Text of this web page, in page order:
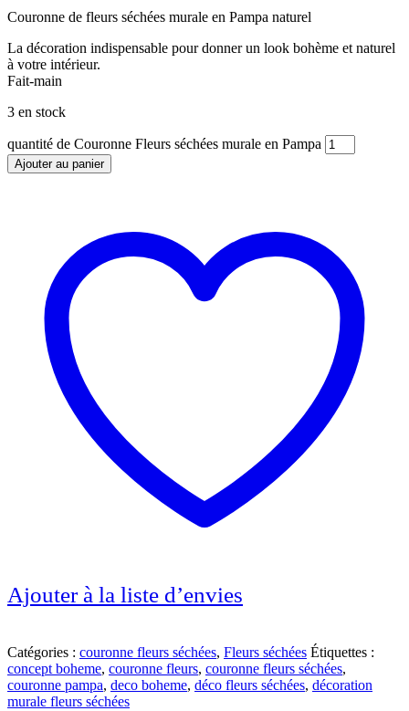
Couronne de fleurs séchées murale en Pampa naturel
La décoration indispensable pour donner un look bohème et naturel
à votre intérieur.
Fait-main
3 en stock
quantité de Couronne Fleurs séchées murale en Pampa
Ajouter au panier
Ajouter à la liste d’envies
Catégories : couronne fleurs séchées, Fleurs séchées Étiquettes :
concept boheme, couronne fleurs, couronne fleurs séchées,
couronne pampa, deco boheme, déco fleurs séchées, décoration
murale fleurs séchées